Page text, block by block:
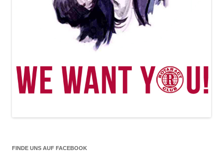
FINDE UNS AUF FACEBOOK